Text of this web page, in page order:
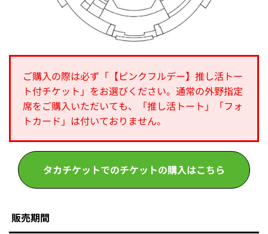
ご購入の際は必ず「【ピンクフルデー】推し活トー
ト付チケット」をお選びください。通常の外野指定
席をご購入いただいても、「推し活トート」「フォ
トカード」は付いておりません。
タカチケットでのチケットの購入はこちら
販売期間